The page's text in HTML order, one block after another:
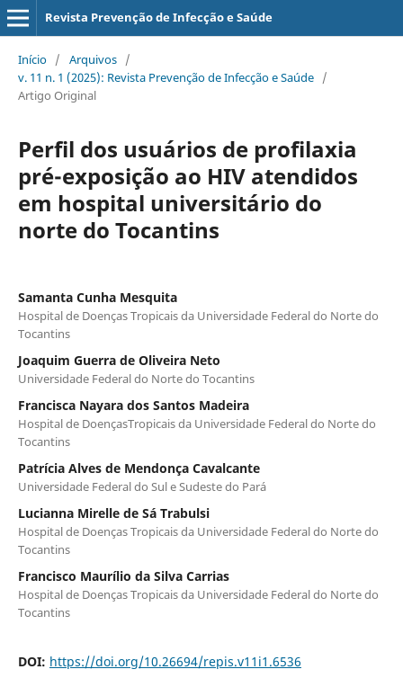
Revista Prevenção de Infecção e Saúde
Início / Arquivos /
v. 11 n. 1 (2025): Revista Prevenção de Infecção e Saúde /
Artigo Original
Perfil dos usuários de profilaxia
pré-exposição ao HIV atendidos
em hospital universitário do
norte do Tocantins
Samanta Cunha Mesquita
Hospital de Doenças Tropicais da Universidade Federal do Norte do
Tocantins
Joaquim Guerra de Oliveira Neto
Universidade Federal do Norte do Tocantins
Francisca Nayara dos Santos Madeira
Hospital de DoençasTropicais da Universidade Federal do Norte do
Tocantins
Patrícia Alves de Mendonça Cavalcante
Universidade Federal do Sul e Sudeste do Pará
Lucianna Mirelle de Sá Trabulsi
Hospital de Doenças Tropicais da Universidade Federal do Norte do
Tocantins
Francisco Maurílio da Silva Carrias
Hospital de Doenças Tropicais da Universidade Federal do Norte do
Tocantins
DOI: https://doi.org/10.26694/repis.v11i1.6536